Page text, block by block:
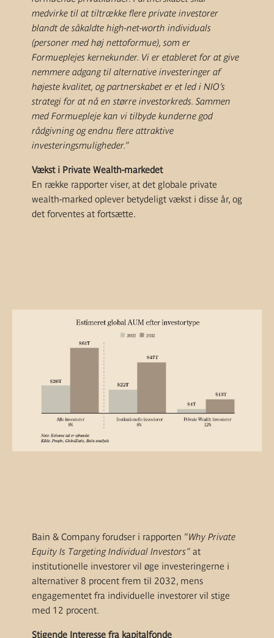
medvirke til at tiltrække flere private investorer
blandt de såkaldte high-net-worth individuals
(personer med høj nettoformue), som er
Formueplejes kernekunder. Vi er etableret for at give
nemmere adgang til alternative investeringer af
højeste kvalitet, og partnerskabet er et led i NIO’s
strategi for at nå en større investorkreds. Sammen
med Formuepleje kan vi tilbyde kunderne god
rådgivning og endnu flere attraktive
investeringsmuligheder.”
Vækst i Private Wealth-markedet
En række rapporter viser, at det globale private
wealth-marked oplever betydeligt vækst i disse år, og
det forventes at fortsætte.
Bain & Company forudser i rapporten “Why Private
Equity Is Targeting Individual Investors” at
institutionelle investorer vil øge investeringerne i
alternativer 8 procent frem til 2032, mens
engagementet fra individuelle investorer vil stige
med 12 procent.
Stigende Interesse fra kapitalfonde